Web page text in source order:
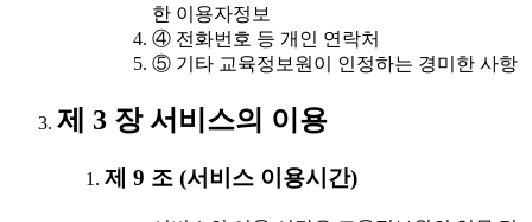
한 이용자정보
④ 전화번호 등 개인 연락처
⑤ 기타 교육정보원이 인정하는 경미한 사항
제 3 장 서비스의 이용
제 9 조 (서비스 이용시간)